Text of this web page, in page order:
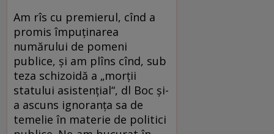
Am rîs cu premierul, cînd a
promis împuţinarea
numărului de pomeni
publice, şi am plîns cînd, sub
teza schizoidă a „morţii
statului asistenţial“, dl Boc şi-
a ascuns ignoranţa sa de
temelie în materie de politici